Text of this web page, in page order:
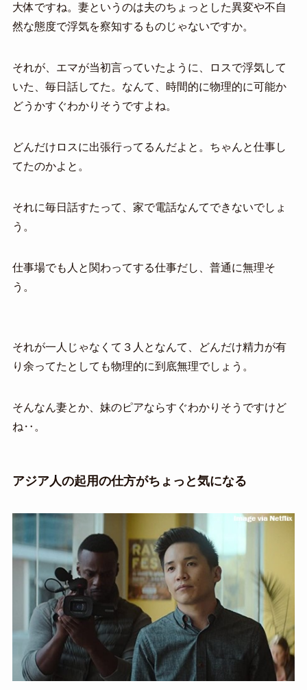
大体ですね。妻というのは夫のちょっとした異変や不自
然な態度で浮気を察知するものじゃないですか。
それが、エマが当初言っていたように、ロスで浮気して
いた、毎日話してた。なんて、時間的に物理的に可能か
どうかすぐわかりそうですよね。
どんだけロスに出張行ってるんだよと。ちゃんと仕事し
てたのかよと。
それに毎日話すたって、家で電話なんてできないでしょ
う。
仕事場でも人と関わってする仕事だし、普通に無理そ
う。
それが一人じゃなくて３人となんて、どんだけ精力が有
り余ってたとしても物理的に到底無理でしょう。
そんなん妻とか、妹のピアならすぐわかりそうですけど
ね‥。
アジア人の起用の仕方がちょっと気になる